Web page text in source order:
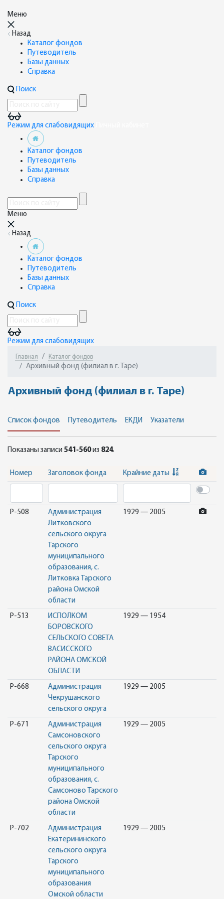
Меню
Назад
Каталог фондов
Путеводитель
Базы данных
Справка
Поиск
Режим для слабовидящих
Каталог фондов
Путеводитель
Базы данных
Справка
Меню
Назад
Каталог фондов
Путеводитель
Базы данных
Справка
Поиск
Режим для слабовидящих
Главная Каталог фондов
Архивный фонд (филиал в г. Таре)
Архивный фонд (филиал в г. Таре)
Список фондов Путеводитель ЕКДИ Указатели
Показаны записи 541-560из 824.
Номер Заголовок фонда Крайние даты
Р-508
Администрация
Литковского
сельского округа
Тарского
муниципального
образования, с.
Литковка Тарского
района Омской
области
1929 — 2005
Р-513
ИСПОЛКОМ
БОРОВСКОГО
СЕЛЬСКОГО СОВЕТА
ВАСИССКОГО
РАЙОНА ОМСКОЙ
ОБЛАСТИ
1929 — 1954
Р-668
Администрация
Чекрушанского
сельского округа
1929 — 2005
Р-671
Администрация
Самсоновского
сельского округа
Тарского
муниципального
образования, с.
Самсоново Тарского
района Омской
области
1929 — 2005
Р-702
Администрация
Екатерининского
сельского округа
Тарского
муниципального
образования
Омской области
1929 — 2005